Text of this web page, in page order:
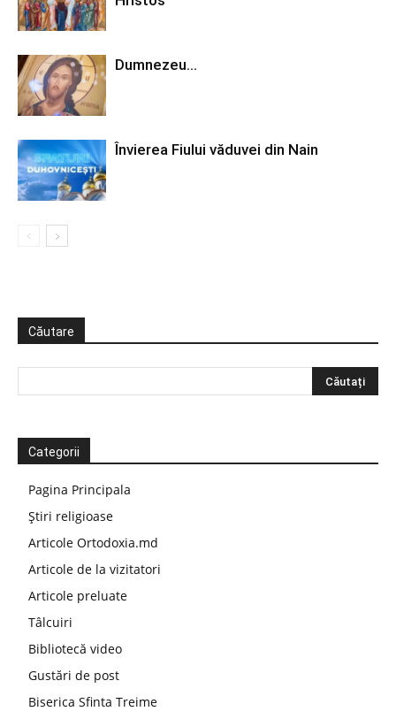
Dumnezeu…
Învierea Fiului văduvei din Nain
Căutare
Categorii
Pagina Principala
Știri religioase
Articole Ortodoxia.md
Articole de la vizitatori
Articole preluate
Tâlcuiri
Bibliotecă video
Gustări de post
Biserica Sfinta Treime